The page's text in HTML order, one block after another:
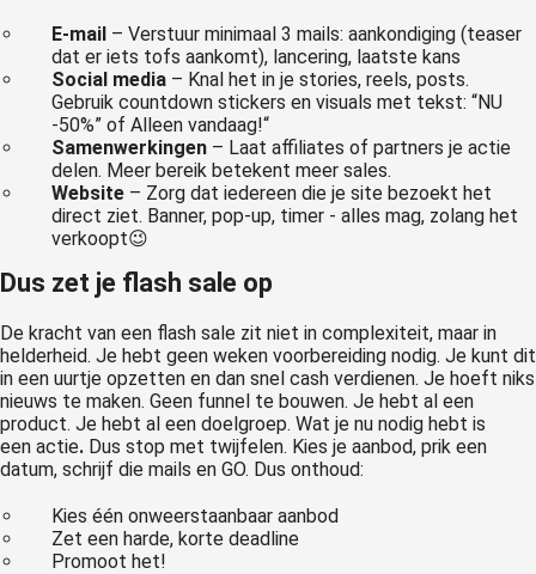
E-mail – Verstuur minimaal 3 mails: aankondiging (teaser
dat er iets tofs aankomt), lancering, laatste kans
Social media – Knal het in je stories, reels, posts.
Gebruik countdown stickers en visuals met tekst: “NU
-50%” of Alleen vandaag!“
Samenwerkingen – Laat affiliates of partners je actie
delen. Meer bereik betekent meer sales.
Website – Zorg dat iedereen die je site bezoekt het
direct ziet. Banner, pop-up, timer - alles mag, zolang het
verkoopt😉
Dus zet je flash sale op
De kracht van een flash sale zit niet in complexiteit, maar in
helderheid. Je hebt geen weken voorbereiding nodig. Je kunt dit
in een uurtje opzetten en dan snel cash verdienen. Je hoeft niks
nieuws te maken. Geen funnel te bouwen. Je hebt al een
product. Je hebt al een doelgroep. Wat je nu nodig hebt is
een actie. Dus stop met twijfelen. Kies je aanbod, prik een
datum, schrijf die mails en GO. Dus onthoud:
Kies één onweerstaanbaar aanbod
Zet een harde, korte deadline
Promoot het!